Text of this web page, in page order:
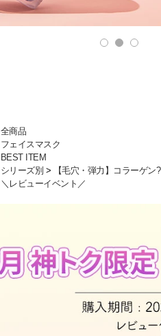
全商品
フェイスマスク
BEST ITEM
シリーズ別 >
【毛穴・弾力】コラーゲン?
＼レビューイベント／